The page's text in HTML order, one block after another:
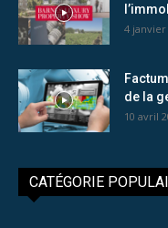
4 janvier
de la
10 avril
CATÉGORIE